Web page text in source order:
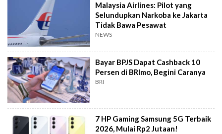
Malaysia Airlines: Pilot yang
Selundupkan Narkoba ke Jakarta
Tidak Bawa Pesawat
NEWS
Bayar BPJS Dapat Cashback 10
Persen di BRImo, Begini Caranya
BRI
7 HP Gaming Samsung 5G Terbaik
2026, Mulai Rp2 Jutaan!